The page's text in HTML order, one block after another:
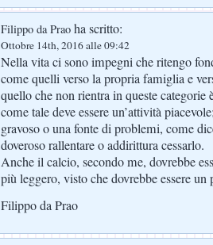
Filippo da Prao ha scritto:
Ottobre 14th, 2016 alle 09:42
Nella vita ci sono impegni che ritengo
come quelli verso la propria famiglia e
quello che non rientra in queste categorie
come tale deve essere un’attività
gravoso o una fonte di problemi, come
doveroso rallentare o addirittura cessarlo.
Anche il calcio, secondo me, dovrebbe
più leggero, visto che dovrebbe essere
Filippo da Prao